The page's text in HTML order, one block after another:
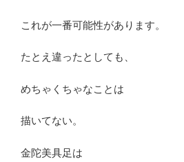
これが一番可能性があります。
たとえ違ったとしても、
めちゃくちゃなことは
描いてない。
金陀美具足は